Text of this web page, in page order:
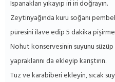
Ispanakları yıkayıp iri iri doğrayın.
Zeytinyağında kuru soğanı
püresini ilave edip 5 dakika
Nohut konservesinin suyunu
yapraklarını da ekleyip karıştırın.
Tuz ve karabiberi ekleyin, sıcak